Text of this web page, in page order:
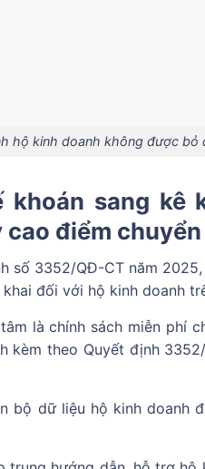
hộ kinh doanh không được bỏ
sang kê
điểm
số 3352/QĐ-CT năm
đối với hộ kinh doanh
là chính sách miễn phí
kèm theo Quyết định
bộ dữ liệu hộ kinh doanh